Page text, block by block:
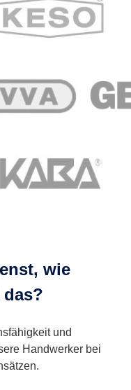
wie
und
Handwerker bei